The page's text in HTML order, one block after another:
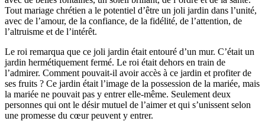
Tout mariage chrétien a le potentiel d’être un joli jardin dans l’unité,
avec de l’amour, de la confiance, de la fidélité, de l’attention, de
l’altruisme et de l’intérêt.
Le roi remarqua que ce joli jardin était entouré d’un mur. C’était un
jardin hermétiquement fermé. Le roi était dehors en train de
l’admirer. Comment pouvait-il avoir accès à ce jardin et profiter de
ses fruits ? Ce jardin était l’image de la possession de la mariée, mais
la mariée ne pouvait pas y entrer elle-même. Seulement deux
personnes qui ont le désir mutuel de l’aimer et qui s’unissent selon
une promesse du cœur peuvent y entrer.